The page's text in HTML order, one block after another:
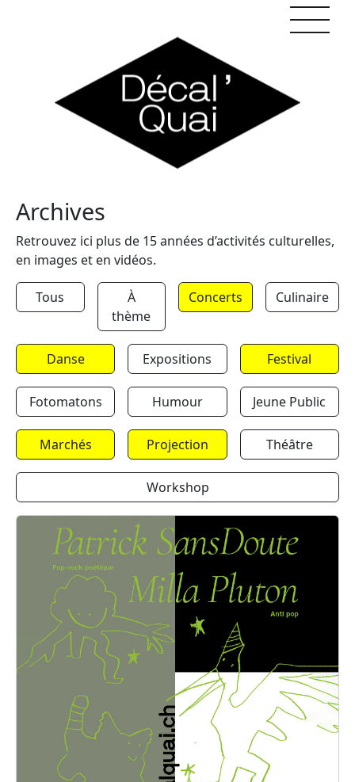
Archives
Retrouvez ici plus de 15 années d’activités culturelles,
en images et en vidéos.
Tous
À
thème
Concerts Culinaire
Danse Expositions Festival
Fotomatons Humour Jeune Public
Marchés Projection Théâtre
Workshop